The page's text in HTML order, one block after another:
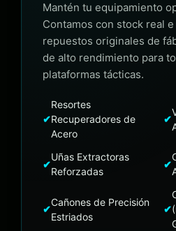
Mantén tu equipamiento
Contamos con stock real
repuestos originales de
de alto rendimiento para
plataformas tácticas.
✔
Resortes
Recuperadores de
Acero
✔
✔
Uñas Extractoras
Reforzadas
✔
✔
Cañones de Precisión
Estriados
✔